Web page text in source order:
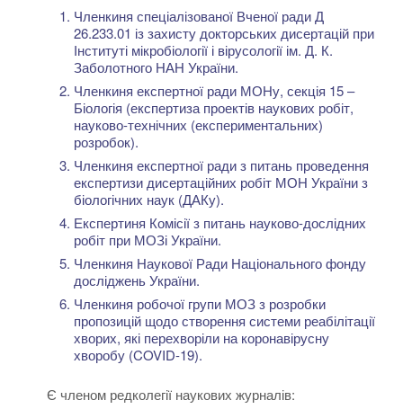
Членкиня спеціалізованої Вченої ради Д
26.233.01 із захисту докторських дисертацій при
Інституті мікробіології і вірусології ім. Д. К.
Заболотного НАН України.
Членкиня експертної ради МОНу, секція 15 –
Біологія (експертиза проектів наукових робіт,
науково-технічних (експериментальних)
розробок).
Членкиня експертної ради з питань проведення
експертизи дисертаційних робіт МОН України з
біологічних наук (ДАКу).
Експертиня Комісії з питань науково-дослідних
робіт при МОЗі України.
Членкиня Наукової Ради Національного фонду
досліджень України.
Членкиня робочої групи МОЗ з розробки
пропозицій щодо створення системи реабілітації
хворих, які перехворіли на коронавірусну
хворобу (COVID-19).
Є членом редколегії наукових журналів: